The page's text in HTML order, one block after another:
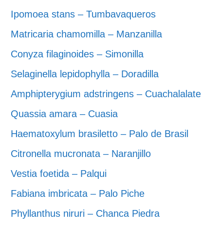
Ipomoea stans – Tumbavaqueros
Matricaria chamomilla – Manzanilla
Conyza filaginoides – Simonilla
Selaginella lepidophylla – Doradilla
Amphipterygium adstringens – Cuachalalate
Quassia amara – Cuasia
Haematoxylum brasiletto – Palo de Brasil
Citronella mucronata – Naranjillo
Vestia foetida – Palqui
Fabiana imbricata – Palo Piche
Phyllanthus niruri – Chanca Piedra